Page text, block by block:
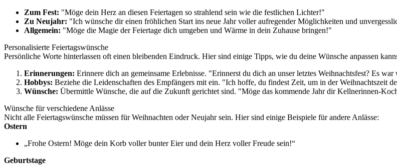
Zum Fest: "Möge dein Herz an diesen Feiertagen so strahlend sein wie die festlichen Lichter!"
Zu Neujahr: "Ich wünsche dir einen fröhlichen Start ins neue Jahr voller aufregender Möglichkeiten und
Allgemein: "Möge die Magie der Feiertage dich umgeben und Wärme in dein Zuhause bringen!"
Personalisierte Feiertagswünsche
Persönliche Worte hinterlassen oft einen bleibenden Eindruck. Hier sind einige Tipps, wie du deine Wünsche anpassen
Erinnerungen: Erinnere dich an gemeinsame Erlebnisse. "Erinnerst du dich an unser letztes Weihnachtsfest? Es
Hobbys: Beziehe die Leidenschaften des Empfängers mit ein. "Ich hoffe, du findest Zeit, um in der Weihnachtszeit
Wünsche: Übermittle Wünsche, die auf die Zukunft gerichtet sind. "Möge das kommende Jahr dir Kellnerinnen-
Wünsche für verschiedene Anlässe
Nicht alle Feiertagswünsche müssen für Weihnachten oder Neujahr sein. Hier sind einige Beispiele für andere Anlässe:
Ostern
„Frohe Ostern! Möge dein Korb voller bunter Eier und dein Herz voller Freude sein!“
Geburtstage